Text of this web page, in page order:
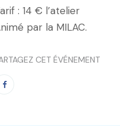
: 14 € l’atelier
par la MILAC.
CET ÉVÉNEMENT